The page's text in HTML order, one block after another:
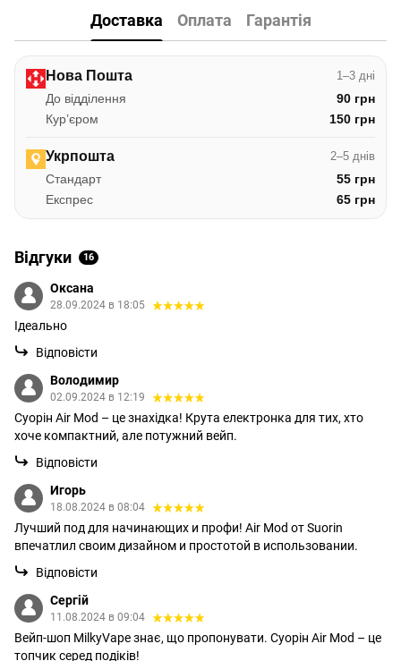
Доставка Оплата Гарантія
Нова Пошта 1–3 дні
До відділення
90 грн
Курʼєром
150 грн
Укрпошта 2–5 днів
Стандарт
55 грн
Експрес
65 грн
Відгуки 16
Оксана
28.09.2024 в 18:05
Ідеально
Відповісти
Володимир
02.09.2024 в 12:19
Суорін Air Mod – це знахідка! Крута електронка для тих, хто
хоче компактний, але потужний вейп.
Відповісти
Игорь
18.08.2024 в 08:04
Лучший под для начинающих и профи! Air Mod от Suorin
впечатлил своим дизайном и простотой в использовании.
Відповісти
Сергій
11.08.2024 в 09:04
Вейп-шоп MilkyVape знає, що пропонувати. Суорін Air Mod – це
топчик серед подіків!